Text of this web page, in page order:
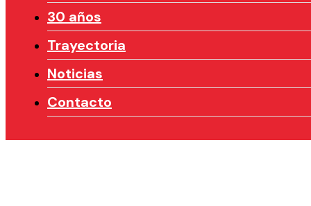
30 años
Trayectoria
Noticias
Contacto